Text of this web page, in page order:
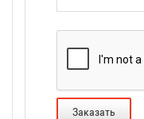
Заказать